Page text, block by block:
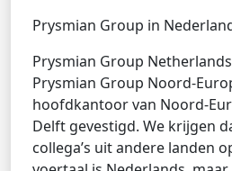
Prysmian Group in
Prysmian Group
Prysmian Group Noord-
hoofdkantoor van Noord-
Delft gevestigd. We krijgen
collega’s uit andere landen